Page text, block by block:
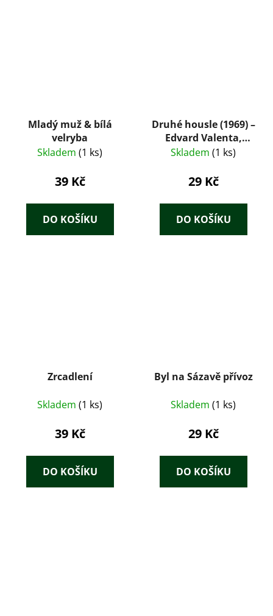
Mladý muž & bílá
velryba
Skladem (1 ks)
39 Kč
DO KOŠÍKU
Druhé housle (1969) –
Edvard Valenta,
román o velké cestě
Skladem (1 ks)
29 Kč
DO KOŠÍKU
Zrcadlení
Skladem (1 ks)
39 Kč
DO KOŠÍKU
Byl na Sázavě přívoz
Skladem (1 ks)
29 Kč
DO KOŠÍKU